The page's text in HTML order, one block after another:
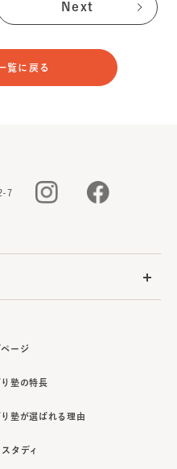
Next
覧に戻る
7
ページ
り塾の特長
り塾が選ばれる理由
タディ